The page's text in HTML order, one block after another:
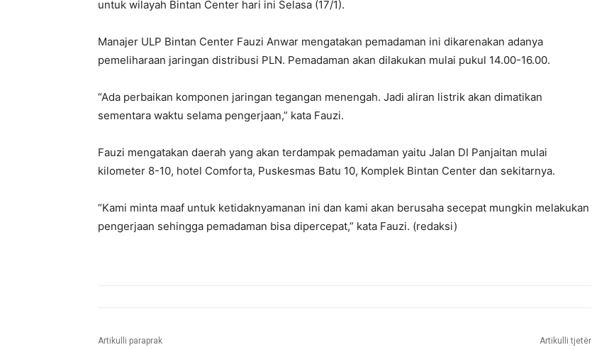
untuk wilayah Bintan Center hari ini Selasa (17/1).
Manajer ULP Bintan Center Fauzi Anwar mengatakan pemadaman ini dikarenakan adanya
pemeliharaan jaringan distribusi PLN. Pemadaman akan dilakukan mulai pukul 14.00-16.00.
“Ada perbaikan komponen jaringan tegangan menengah. Jadi aliran listrik akan dimatikan
sementara waktu selama pengerjaan,” kata Fauzi.
Fauzi mengatakan daerah yang akan terdampak pemadaman yaitu Jalan DI Panjaitan mulai
kilometer 8-10, hotel Comforta, Puskesmas Batu 10, Komplek Bintan Center dan sekitarnya.
“Kami minta maaf untuk ketidaknyamanan ini dan kami akan berusaha secepat mungkin melakukan
pengerjaan sehingga pemadaman bisa dipercepat,” kata Fauzi. (redaksi)
Artikulli paraprak Artikulli tjetër